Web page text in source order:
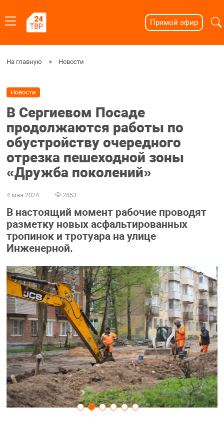
Прямой эфир
На главную Новости
Новости
В Сергиевом Посаде
продолжаются работы по
обустройству очередного
отрезка пешеходной зоны
«Дружба поколений»
4 мая 2024 2853
В настоящий момент рабочие проводят
разметку новых асфальтированных
тропинок и тротуара на улице
Инженерной.